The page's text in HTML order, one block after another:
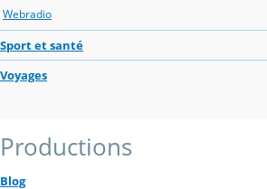
Webradio
Sport et santé
Voyages
Productions
Blog